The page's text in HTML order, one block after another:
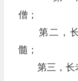
僧；
第二，长
髓；
第三，长老